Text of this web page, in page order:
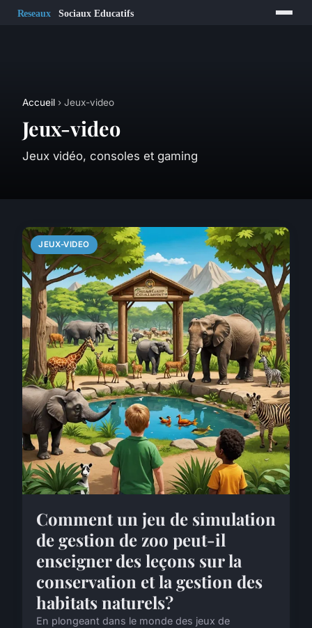
Accueil › Jeux-video
Jeux-video
Jeux vidéo, consoles et gaming
JEUX-VIDEO
Comment un jeu de simulation
de gestion de zoo peut-il
enseigner des leçons sur la
conservation et la gestion des
habitats naturels?
En plongeant dans le monde des jeux de